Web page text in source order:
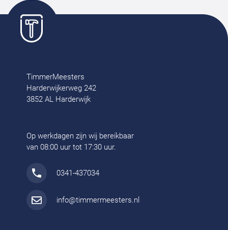
TimmerMeesters
Harderwijkerweg 242
3852 AL Harderwijk
Op werkdagen zijn wij bereikbaar
van 08:00 uur tot 17:30 uur.
0341-437034
info@timmermeesters.nl